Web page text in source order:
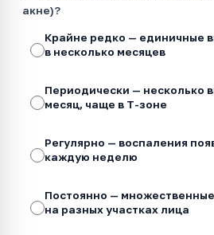
акне)?
Крайне редко — единичные
в несколько месяцев
Периодически — несколько
месяц, чаще в Т-зоне
Регулярно — воспаления
каждую неделю
Постоянно —
на разных участках лица